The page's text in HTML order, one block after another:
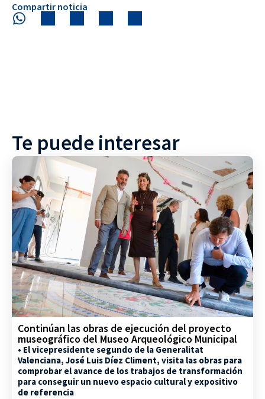
Compartir noticia
Te puede interesar
Continúan las obras de ejecución del proyecto
museográfico del Museo Arqueológico Municipal
• El vicepresidente segundo de la Generalitat
Valenciana, José Luis Díez Climent, visita las obras para
comprobar el avance de los trabajos de transformación
para conseguir un nuevo espacio cultural y expositivo
de referencia